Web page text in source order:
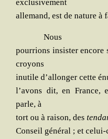
exclusivement
alle­mand, est de nature à
Nous
pour­rions insis­ter encore
croyons
inutile d’al­lon­ger cette
l’a­vons dit, en France,
parle, à
tort ou à rai­son, des
Conseil géné­ral ; et